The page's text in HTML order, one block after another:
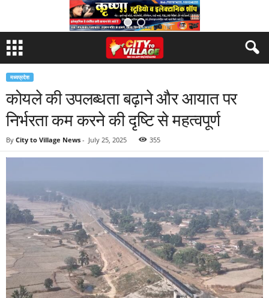
मध्यप्रदेश
कोयले की उपलब्धता बढ़ाने और आयात पर
निर्भरता कम करने की दृष्टि से महत्वपूर्ण
By City to Village News - July 25, 2025 355